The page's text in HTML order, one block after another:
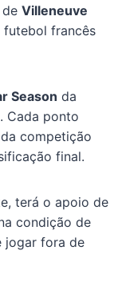
deVilleneuve
futebol francês
Season da
Cada ponto
competição
final.
terá o apoio de
condição de
jogar fora de